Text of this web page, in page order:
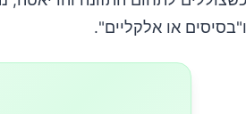
ו"בסיסים או אלקליים".